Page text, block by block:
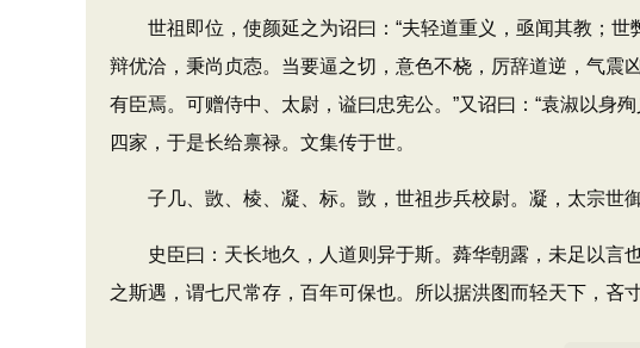
世祖即位，使颜延之为诏曰：“夫轻道重义，亟闻其教；世
辩优洽，秉尚贞悫。当要逼之切，意色不桡，厉辞道逆，气震
有臣焉。可赠侍中、太尉，谥曰忠宪公。”又诏曰：“袁淑以身
四家，于是长给禀禄。文集传于世。
子几、敳、棱、凝、标。敳，世祖步兵校尉。凝，太宗世御
史臣曰：天长地久，人道则异于斯。蕣华朝露，未足以言
之斯遇，谓七尺常存，百年可保也。所以据洪图而轻天下，吝